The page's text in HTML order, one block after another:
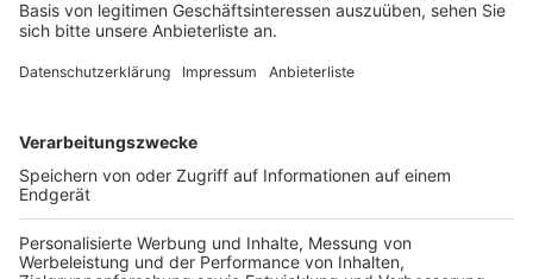
hätten sie dann aber doch Schmerzen und gehen ins
Krankenhaus und Zur Polizei. Deshalb sagt die Polizei:
Erwachsene tragen die Verantwortung und sollten
Anzeige
Polizei sucht Zeugen
Anzeige